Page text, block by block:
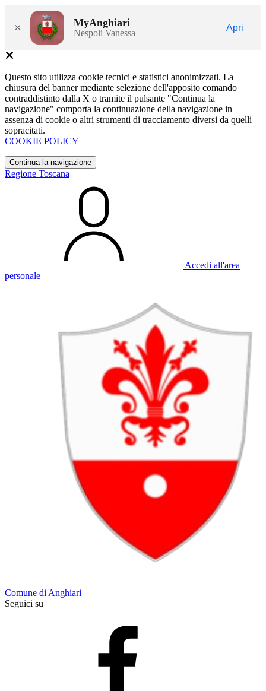
× MyAnghiari
Nespoli Vanessa
Apri
Questo sito utilizza cookie tecnici e statistici anonimizzati. La
chiusura del banner mediante selezione dell'apposito comando
contraddistinto dalla X o tramite il pulsante "Continua la
navigazione" comporta la continuazione della navigazione in
assenza di cookie o altri strumenti di tracciamento diversi da quelli
sopracitati.
COOKIE POLICY
Continua la navigazione
Regione Toscana
Accedi all'area
personale
Comune di Anghiari
Seguici su